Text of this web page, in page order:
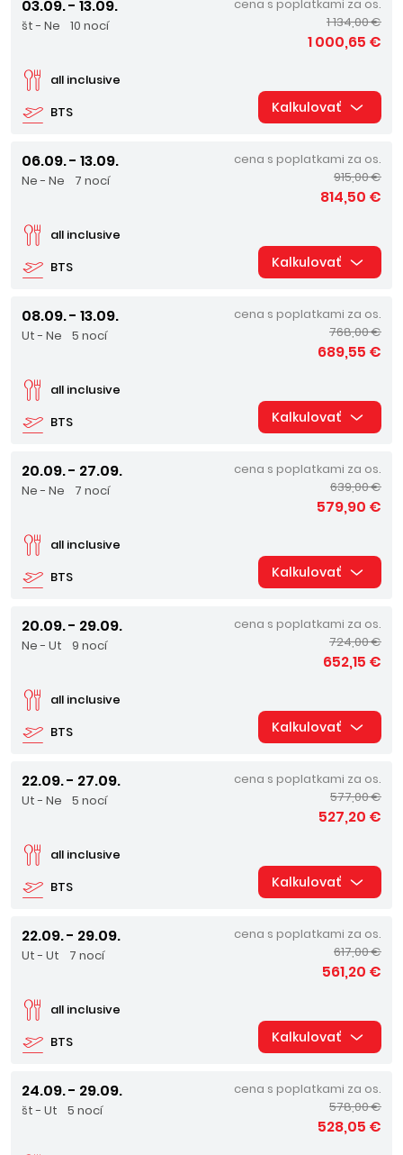
03.09. - 13.09.
št - Ne 10 nocí
BTS
all inclusive
cena s poplatkami za os.
1 134,00 €
1 000,65 €
Kalkulovať
06.09. - 13.09.
Ne - Ne 7 nocí
BTS
all inclusive
cena s poplatkami za os.
915,00 €
814,50 €
Kalkulovať
08.09. - 13.09.
Ut - Ne 5 nocí
BTS
all inclusive
cena s poplatkami za os.
768,00 €
689,55 €
Kalkulovať
20.09. - 27.09.
Ne - Ne 7 nocí
BTS
all inclusive
cena s poplatkami za os.
639,00 €
579,90 €
Kalkulovať
20.09. - 29.09.
Ne - Ut 9 nocí
BTS
all inclusive
cena s poplatkami za os.
724,00 €
652,15 €
Kalkulovať
22.09. - 27.09.
Ut - Ne 5 nocí
BTS
all inclusive
cena s poplatkami za os.
577,00 €
527,20 €
Kalkulovať
22.09. - 29.09.
Ut - Ut 7 nocí
BTS
all inclusive
cena s poplatkami za os.
617,00 €
561,20 €
Kalkulovať
24.09. - 29.09.
št - Ut 5 nocí
cena s poplatkami za os.
578,00 €
528,05 €